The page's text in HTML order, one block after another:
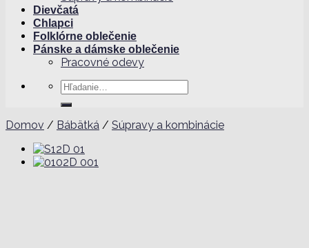
Dievčatá
Chlapci
Folklórne oblečenie
Pánske a dámske oblečenie
Pracovné odevy
Hľadať:
Domov / Bábätká / Súpravy a kombinácie